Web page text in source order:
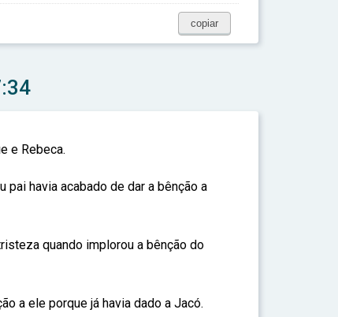
copiar
e Rebeca.
pai havia acabado de dar a bênção a
quando implorou a bênção do
a ele porque já havia dado a Jacó.